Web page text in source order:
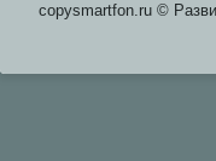
copysmartfon.ru ©